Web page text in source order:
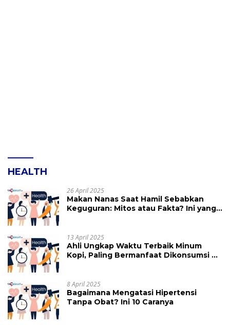
HEALTH
26 April 2025
Makan Nanas Saat Hamil Sebabkan
Keguguran: Mitos atau Fakta? Ini yang
13 April 2025
Ahli Ungkap Waktu Terbaik Minum
Kopi, Paling Bermanfaat Dikonsumsi di
8 April 2025
Bagaimana Mengatasi Hipertensi
Tanpa Obat? Ini 10 Caranya